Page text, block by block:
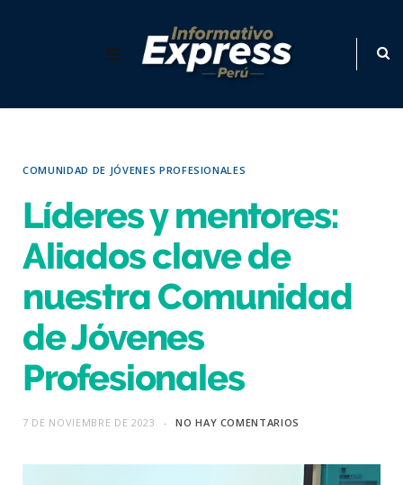
COMUNIDAD DE JÓVENES PROFESIONALES
Líderes y mentores:
Aliados clave de
nuestra Comunidad
de Jóvenes
Profesionales
7 DE NOVIEMBRE DE 2023 NO HAY COMENTARIOS